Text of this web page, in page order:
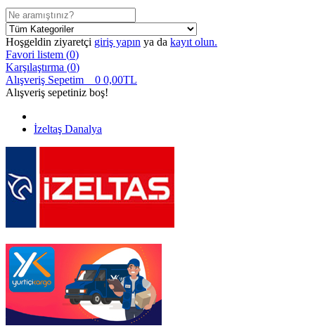
Hoşgeldin ziyaretçi giriş yapın ya da kayıt olun.
Favori listem (0)
Karşılaştırma (0)
Alışveriş Sepetim
0 0,00TL
Alışveriş sepetiniz boş!
İzeltaş Danalya